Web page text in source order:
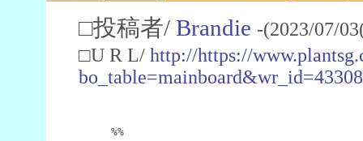
□投稿者/ Brandie -(2023/07/
□U R L/ http://https://
%%